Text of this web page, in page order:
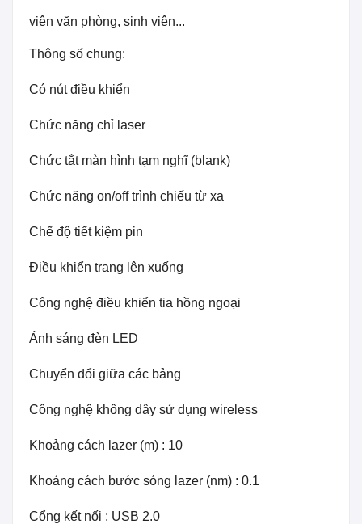
viên văn phòng, sinh viên...
Thông số chung:
Có nút điều khiển
Chức năng chỉ laser
Chức tắt màn hình tạm nghĩ (blank)
Chức năng on/off trình chiếu từ xa
Chế độ tiết kiệm pin
Điều khiển trang lên xuống
Công nghệ điều khiển tia hồng ngoại
Ánh sáng đèn LED
Chuyển đổi giữa các bảng
Công nghệ không dây sử dụng wireless
Khoảng cách lazer (m) : 10
Khoảng cách bước sóng lazer (nm) : 0.1
Cổng kết nối : USB 2.0